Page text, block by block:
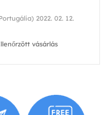
2022. 02. 12.
vásárlás